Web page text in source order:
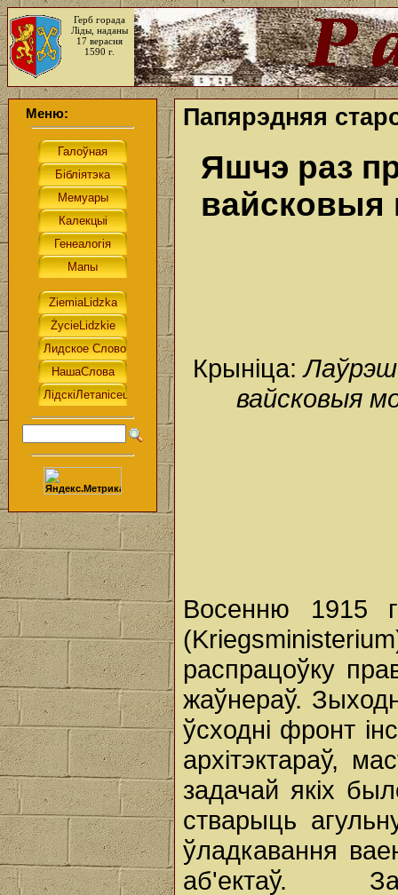
Герб горада
Ліды, наданы
17 верасня
1590 г.
Меню: Папярэдняя
Яшчэ раз
вайсковыя
Крыніца:Лаўрэш
вайсковыя
Восенню 1915
распрацоўку
жаўнераў.
ўсходні фронт
архітэктараў,
задачай якіх
стварыць
ўладкавання
аб'ектаў.